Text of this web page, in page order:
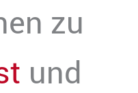
zu
und